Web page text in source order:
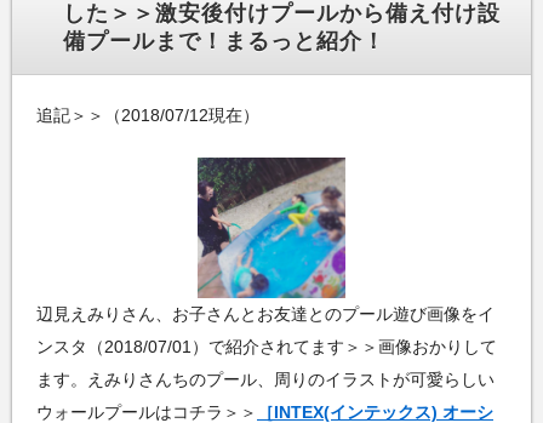
した＞＞激安後付けプールから備え付け設
備プールまで！まるっと紹介！
追記＞＞（2018/07/12現在）
辺見えみりさん、お子さんとお友達とのプール遊び画像をイ
ンスタ（2018/07/01）で紹介されてます＞＞画像おかりして
ます。えみりさんちのプール、周りのイラストが可愛らしい
ウォールプールはコチラ＞＞
［INTEX(インテックス) オーシ